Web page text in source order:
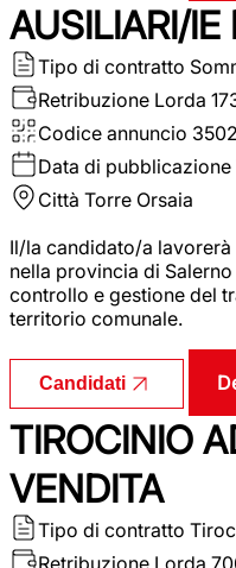
AUSILIARI/
Tipo di contratto
Retribuzione Lorda
Codice annuncio
Data di pubblicazione
Città Torre Orsaia
Il/la candidato/a lavorerà
nella provincia di
controllo e gestione del
territorio comunale.
Candidati
TIROCINIO
VENDITA
Tipo di contratto
Retribuzione Lorda